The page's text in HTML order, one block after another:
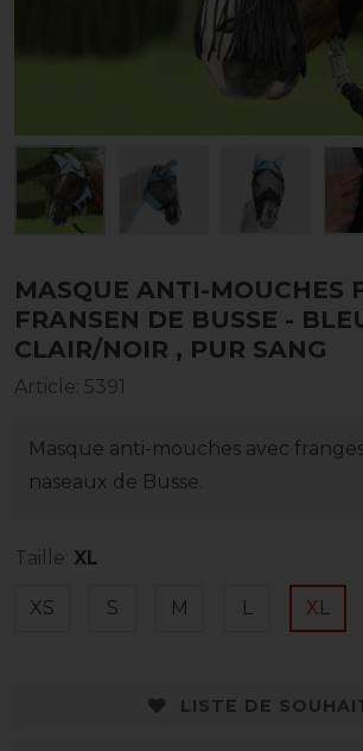
MASQUE ANTI-MOUCHES
FRANSEN DE BUSSE -
CLAIR/NOIR , PUR SANG
Article: 5391
Masque anti-mouches avec
naseaux de Busse.
Taille: XL
XS S M L XL
LISTE DE